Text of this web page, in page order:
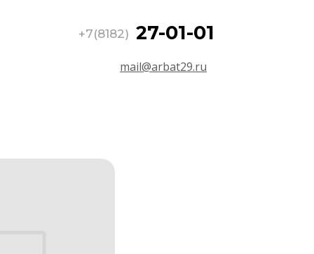
mail@arbat29.ru
27-01-01
+7(8182)